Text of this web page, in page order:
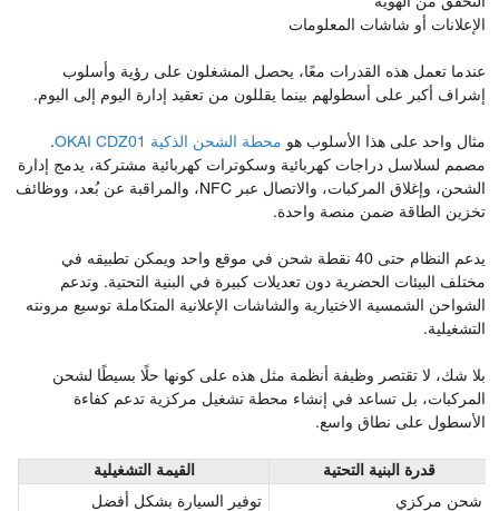
الإعلانات أو شاشات المعلومات
عندما تعمل هذه القدرات معًا، يحصل المشغلون على رؤية وأسلوب
إشراف أكبر على أسطولهم بينما يقللون من تعقيد إدارة اليوم إلى اليوم.
مثال واحد على هذا الأسلوب هو محطة الشحن الذكية OKAI CDZ01
.
مصمم لسلاسل دراجات كهربائية وسكوترات كهربائية مشتركة، يدمج إدارة
الشحن، وإغلاق المركبات، والاتصال عبر NFC، والمراقبة عن بُعد، ووظائف
تخزين الطاقة ضمن منصة واحدة.
يدعم النظام حتى 40 نقطة شحن في موقع واحد ويمكن تطبيقه في
مختلف البيئات الحضرية دون تعديلات كبيرة في البنية التحتية. وتدعم
الشواحن الشمسية الاختيارية والشاشات الإعلانية المتكاملة توسيع مرونته
التشغيلية.
بلا شك، لا تقتصر وظيفة أنظمة مثل هذه على كونها حلًا بسيطًا لشحن
المركبات، بل تساعد في إنشاء محطة تشغيل مركزية تدعم كفاءة
الأسطول على نطاق واسع.
قدرة البنية التحتية القيمة التشغيلية
شحن مركزي توفير السيارة بشكل أفضل